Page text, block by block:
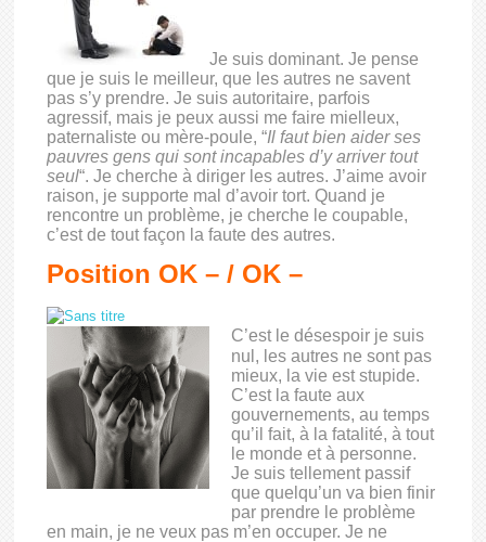
Je suis dominant. Je pense
que je suis le meilleur, que les autres ne savent
pas s’y prendre. Je suis autoritaire, parfois
agressif, mais je peux aussi me faire mielleux,
paternaliste ou mère-poule, “Il faut bien aider ses
pauvres gens qui sont incapables d’y arriver tout
seul“. Je cherche à diriger les autres. J’aime avoir
raison, je supporte mal d’avoir tort. Quand je
rencontre un problème, je cherche le coupable,
c’est de tout façon la faute des autres.
Position OK – / OK –
C’est le désespoir je suis
nul, les autres ne sont pas
mieux, la vie est stupide.
C’est la faute aux
gouvernements, au temps
qu’il fait, à la fatalité, à tout
le monde et à personne.
Je suis tellement passif
que quelqu’un va bien finir
par prendre le problème
en main, je ne veux pas m’en occuper. Je ne